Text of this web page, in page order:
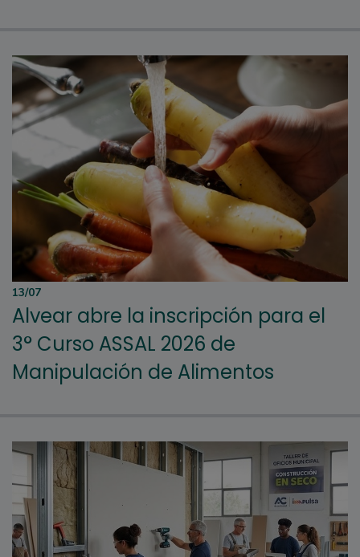
13/07
Alvear abre la inscripción para el
3° Curso ASSAL 2026 de
Manipulación de Alimentos